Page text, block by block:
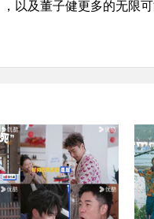
，以及董子健更多的无限可